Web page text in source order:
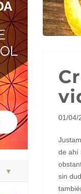
01/
de ahí
sin